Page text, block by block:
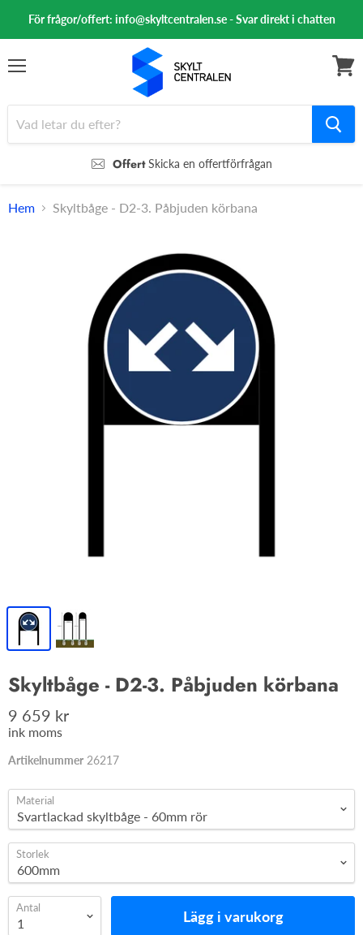
För frågor/offert: info@skyltcentralen.se - Svar direkt i chatten
OffertSkicka en offertförfrågan
Hem Skyltbåge - D2-3. Påbjuden körbana
Skyltbåge - D2-3. Påbjuden körbana
9 659 kr
ink moms
Artikelnummer 26217
Material
Storlek
Antal Lägg i varukorg